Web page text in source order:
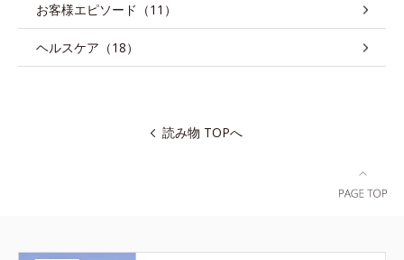
お客様エピソード（11）
ヘルスケア（18）
読み物 TOPへ